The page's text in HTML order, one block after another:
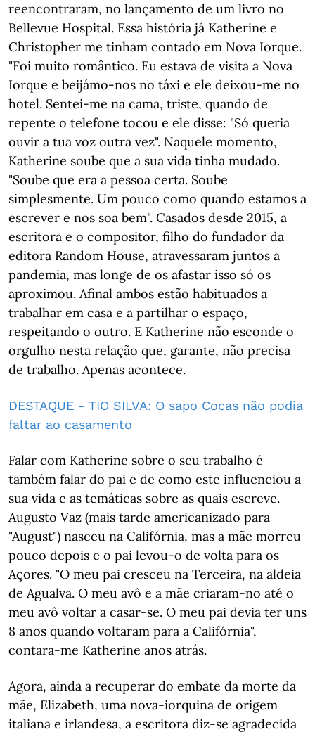
reencontraram, no lançamento de um livro no
Bellevue Hospital. Essa história já Katherine e
Christopher me tinham contado em Nova Iorque.
"Foi muito romântico. Eu estava de visita a Nova
Iorque e beijámo-nos no táxi e ele deixou-me no
hotel. Sentei-me na cama, triste, quando de
repente o telefone tocou e ele disse: "Só queria
ouvir a tua voz outra vez". Naquele momento,
Katherine soube que a sua vida tinha mudado.
"Soube que era a pessoa certa. Soube
simplesmente. Um pouco como quando estamos a
escrever e nos soa bem". Casados desde 2015, a
escritora e o compositor, filho do fundador da
editora Random House, atravessaram juntos a
pandemia, mas longe de os afastar isso só os
aproximou. Afinal ambos estão habituados a
trabalhar em casa e a partilhar o espaço,
respeitando o outro. E Katherine não esconde o
orgulho nesta relação que, garante, não precisa
de trabalho. Apenas acontece.
DESTAQUE - TIO SILVA: O sapo Cocas não podia
faltar ao casamento
Falar com Katherine sobre o seu trabalho é
também falar do pai e de como este influenciou a
sua vida e as temáticas sobre as quais escreve.
Augusto Vaz (mais tarde americanizado para
"August") nasceu na Califórnia, mas a mãe morreu
pouco depois e o pai levou-o de volta para os
Açores. "O meu pai cresceu na Terceira, na aldeia
de Agualva. O meu avô e a mãe criaram-no até o
meu avô voltar a casar-se. O meu pai devia ter uns
8 anos quando voltaram para a Califórnia",
contara-me Katherine anos atrás.
Agora, ainda a recuperar do embate da morte da
mãe, Elizabeth, uma nova-iorquina de origem
italiana e irlandesa, a escritora diz-se agradecida